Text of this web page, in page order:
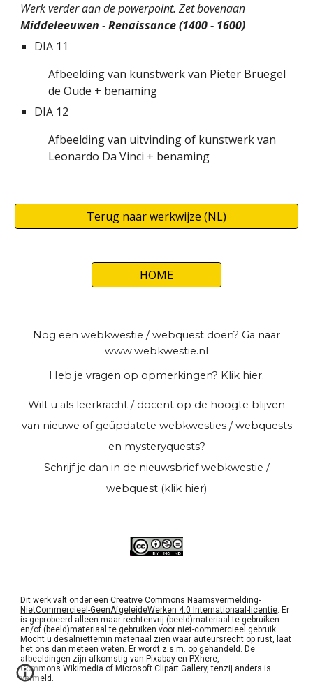
Werk verder aan de powerpoint. Zet bovenaan
Middeleeuwen - Renaissance (1400 - 1600)
DIA 11
Afbeelding van kunstwerk van Pieter Bruegel
de Oude + benaming
DIA 12
Afbeelding van uitvinding of kunstwerk van
Leonardo Da Vinci + benaming
Terug naar werkwijze (NL)
HOME
Nog een webkwestie / webquest doen? Ga naar
www.webkwestie.nl
Heb je vragen op opmerkingen? Klik hier.
Wilt u als leerkracht / docent op de hoogte blijven
van nieuwe of geüpdatete webkwesties / webquests
en mysteryquests?
Schrijf je dan in de nieuwsbrief webkwestie /
webquest (klik hier)
Dit werk valt onder eenCreative Commons Naamsvermelding-
NietCommercieel-GeenAfgeleideWerken 4.0 Internationaal-licentie. Er
is geprobeerd alleen maar rechtenvrij (beeld)materiaal te gebruiken
en/of (beeld)materiaal te gebruiken voor niet-commercieel gebruik.
Mocht u desalniettemin materiaal zien waar auteursrecht op rust, laat
het ons dan meteen weten. Er wordt z.s.m. op gehandeld. De
afbeeldingen zijn afkomstig van Pixabay en PXhere,
Commons.Wikimedia of Microsoft Clipart Gallery, tenzij anders is
vermeld.